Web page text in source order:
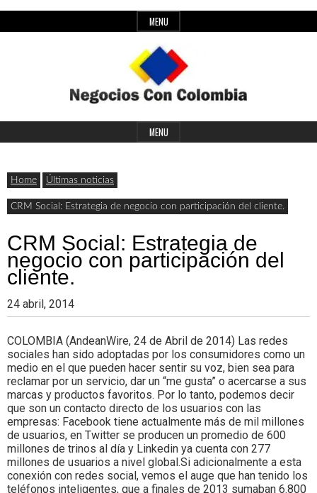
to
MENU
Negocios
con
Colombia
Últimas
noticias,
comunicados
y
de
negocios
con
Header
MENU
Home Últimas noticias
CRM Social: Estrategia de negocio con participación del cliente.
CRM Social: Estrategia de
negocio con participación del
cliente.
24 abril, 2014
COLOMBIA (AndeanWire, 24 de Abril de 2014) Las redes
sociales han sido adoptadas por los consumidores como un
medio en el que pueden hacer sentir su voz, bien sea para
reclamar por un servicio, dar un “me gusta” o acercarse a sus
marcas y productos favoritos. Por lo tanto, podemos decir
que son un contacto directo de los usuarios con las
empresas: Facebook tiene actualmente más de mil millones
de usuarios, en Twitter se producen un promedio de 600
millones de trinos al día y Linkedin ya cuenta con 277
millones de usuarios a nivel global.Si adicionalmente a esta
conexión con redes social, vemos el auge que han tenido los
teléfonos inteligentes, que a finales de 2013 sumaban 6.800